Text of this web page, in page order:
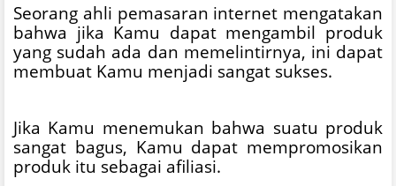
Seorang ahli pemasaran internet mengatakan
bahwa jika Kamu dapat mengambil produk
yang sudah ada dan memelintirnya, ini dapat
membuat Kamu menjadi sangat sukses.
Jika Kamu menemukan bahwa suatu produk
sangat bagus, Kamu dapat mempromosikan
produk itu sebagai afiliasi.